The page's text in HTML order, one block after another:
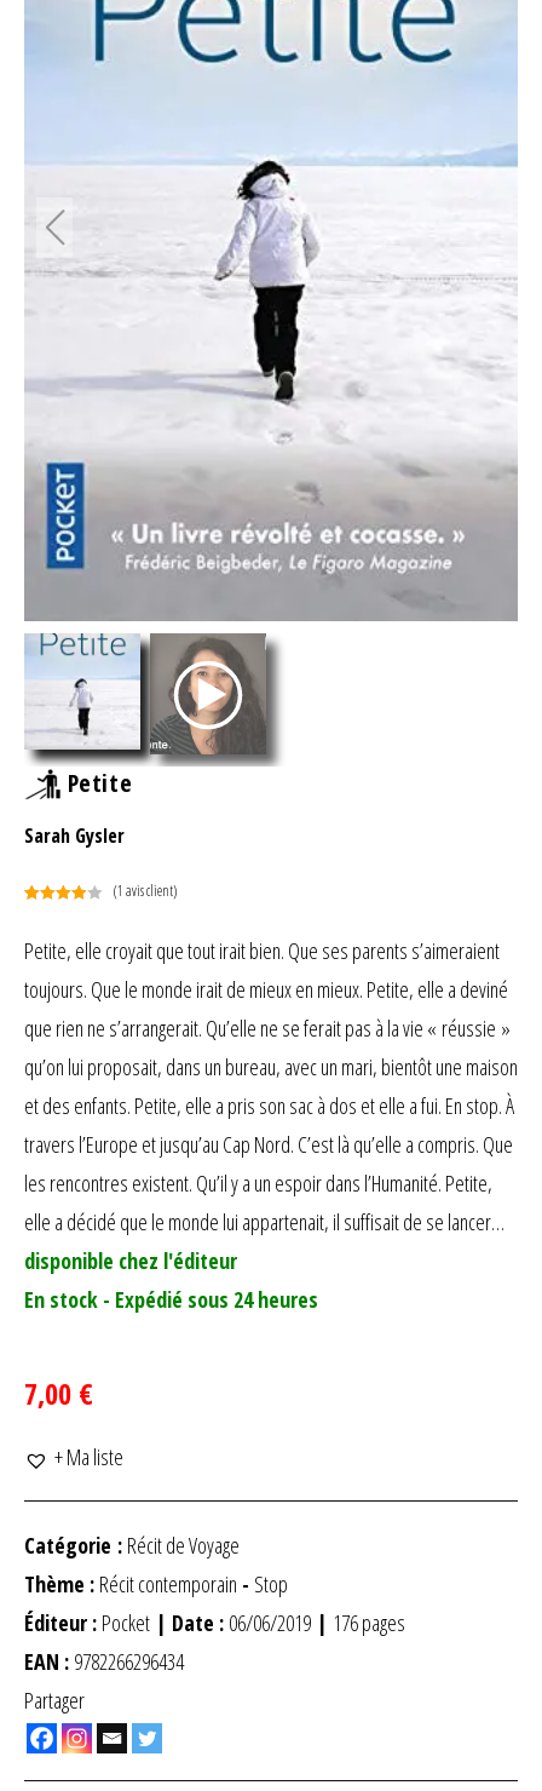
Petite
Sarah Gysler
basé
sur
notation
client
(1 avis client)
Petite, elle croyait que tout irait bien. Que ses parents s’aimeraient
toujours. Que le monde irait de mieux en mieux. Petite, elle a deviné
que rien ne s’arrangerait. Qu’elle ne se ferait pas à la vie « réussie »
qu’on lui proposait, dans un bureau, avec un mari, bientôt une maison
et des enfants. Petite, elle a pris son sac à dos et elle a fui. En stop. À
travers l’Europe et jusqu’au Cap Nord. C’est là qu’elle a compris. Que
les rencontres existent. Qu’il y a un espoir dans l’Humanité. Petite,
elle a décidé que le monde lui appartenait, il suffisait de se lancer…
disponible chez l'éditeur
En stock - Expédié sous 24 heures
7,00 €
+ Ma liste
Catégorie : Récit de Voyage
Thème : Récit contemporain - Stop
Éditeur : Pocket | Date : 06/06/2019 | 176 pages
EAN : 9782266296434
Partager